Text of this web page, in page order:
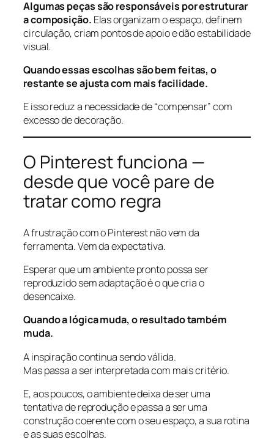
Algumas peças são responsáveis por estruturar
a composição. Elas organizam o espaço, definem
circulação, criam pontos de apoio e dão estabilidade
visual.
Quando essas escolhas são bem feitas, o
restante se ajusta com mais facilidade.
E isso reduz a necessidade de “compensar” com
excesso de decoração.
O Pinterest funciona —
desde que você pare de
tratar como regra
A frustração com o Pinterest não vem da
ferramenta. Vem da expectativa.
Esperar que um ambiente pronto possa ser
reproduzido sem adaptação é o que cria o
desencaixe.
Quando a lógica muda, o resultado também
muda.
A inspiração continua sendo válida.
Mas passa a ser interpretada com mais critério.
E, aos poucos, o ambiente deixa de ser uma
tentativa de reprodução e passa a ser uma
construção coerente com o seu espaço, a sua rotina
e as suas escolhas.